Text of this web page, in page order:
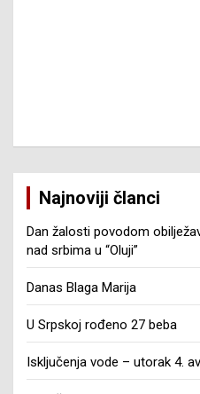
Najnoviji članci
Dan žalosti povodom
nad srbima u “Oluji”
Danas Blaga Marija
U Srpskoj rođeno 27 beba
Isključenja vode – utorak 4.